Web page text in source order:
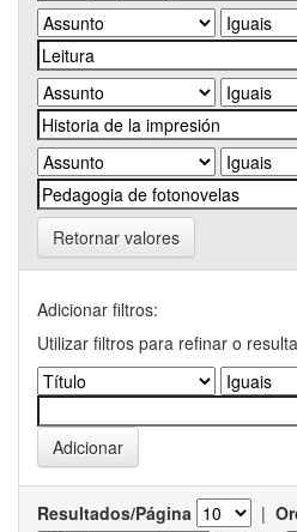
Retornar valores
Adicionar filtros:
Utilizar filtros para refinar o
Resultados/Página |